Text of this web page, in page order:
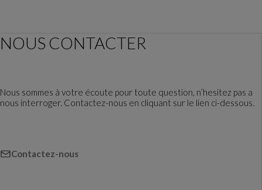
NOUS CONTACTER
Nous sommes à votre écoute pour toute question, n’hesitez pas a
nous interroger. Contactez-nous en cliquant sur le lien ci-dessous.
Contactez-nous